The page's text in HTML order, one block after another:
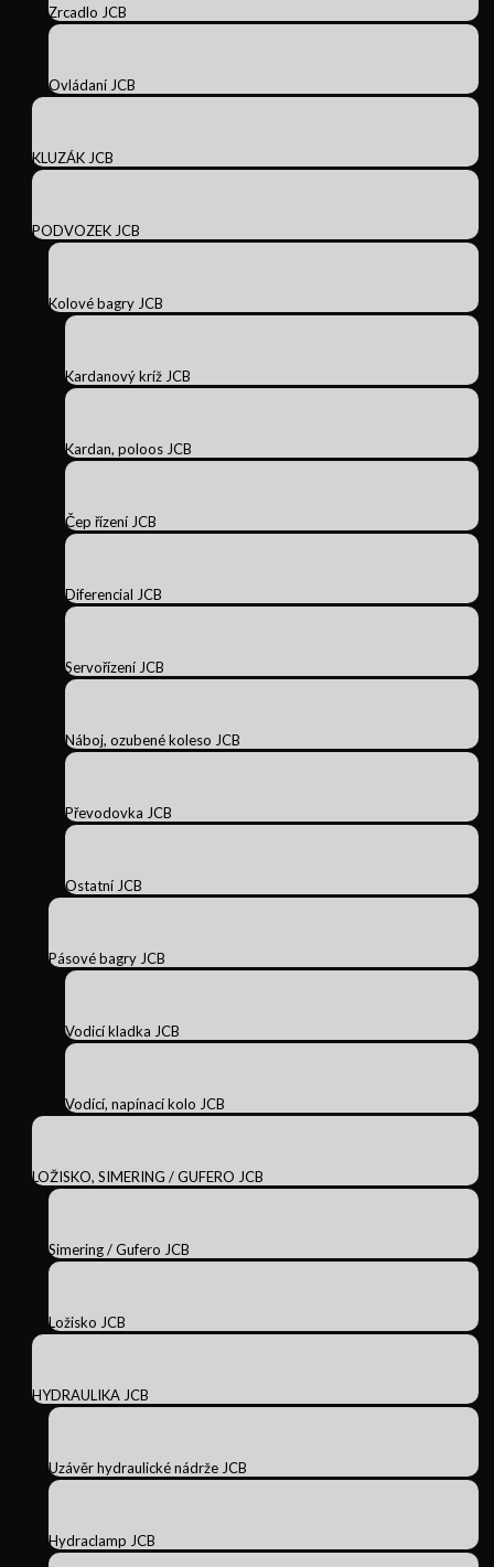
Zrcadlo JCB
Ovládaní JCB
KLUZÁK JCB
PODVOZEK JCB
Kolové bagry JCB
Kardanový kríž JCB
Kardan, poloos JCB
Čep řízení JCB
Diferencial JCB
Servořízení JCB
Náboj, ozubené koleso JCB
Převodovka JCB
Ostatní JCB
Pásové bagry JCB
Vodicí kladka JCB
Vodící, napínací kolo JCB
LOŽISKO, SIMERING / GUFERO JCB
Simering / Gufero JCB
Ložisko JCB
HYDRAULIKA JCB
Uzávěr hydraulické nádrže JCB
Hydraclamp JCB